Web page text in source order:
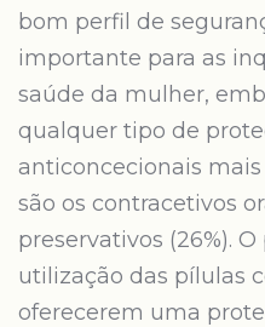
bom perfil de
importante para as
saúde da mulher,
qualquer tipo de
anticoncecionais
são os contracetivos
preservativos (26%).
utilização das pílulas
oferecerem uma